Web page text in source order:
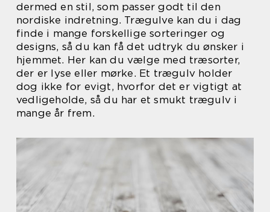
dermed en stil, som passer godt til den
nordiske indretning. Trægulve kan du i dag
finde i mange forskellige sorteringer og
designs, så du kan få det udtryk du ønsker i
hjemmet. Her kan du vælge med træsorter,
der er lyse eller mørke. Et trægulv holder
dog ikke for evigt, hvorfor det er vigtigt at
vedligeholde, så du har et smukt trægulv i
mange år frem.